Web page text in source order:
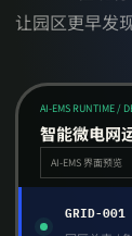
让园区更早发
AI-EMS RUNTIME /
智能微电网
AI-EMS 界面预览
GRID-001